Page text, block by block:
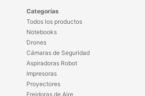
Categorías
Todos los productos
Notebooks
Drones
Cámaras de Seguridad
Aspiradoras Robot
Impresoras
Proyectores
Freidoras de Aire